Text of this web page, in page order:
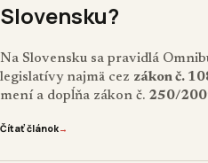
Slovensku?
Na Slovensku sa pravidlá
legislatívy najmä cez zákon č.
mení a dopĺňa zákon č. 250/
Čítať článok→